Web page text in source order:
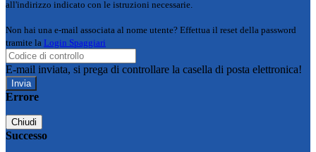
all'indirizzo indicato con le istruzioni necessarie.
Non hai una e-mail associata al nome utente? Effettua il reset della password
tramite la Login Spaggiari
E-mail inviata, si prega di controllare la casella di posta elettronica!
Errore
Chiudi
Successo